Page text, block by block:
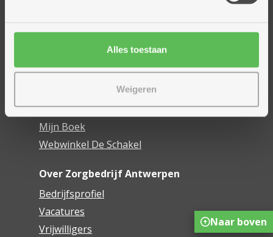
Alles toestaan
Weigeren
Assistentiewoningen
Mijn Zorgbedrijf
Onze innovaties
Mijn Boek
Webwinkel De Schakel
Over Zorgbedrijf Antwerpen
Bedrijfsprofiel
Vacatures
Vrijwilligers
Naar boven